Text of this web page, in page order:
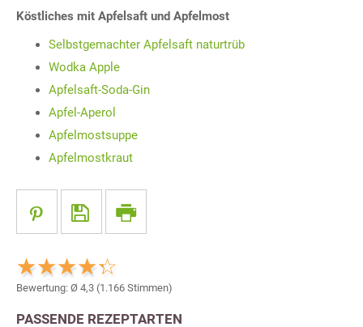
Köstliches mit Apfelsaft und Apfelmost
Selbstgemachter Apfelsaft naturtrüb
Wodka Apple
Apfelsaft-Soda-Gin
Apfel-Aperol
Apfelmostsuppe
Apfelmostkraut
Bewertung: Ø 4,3 (1.166 Stimmen)
PASSENDE REZEPTARTEN